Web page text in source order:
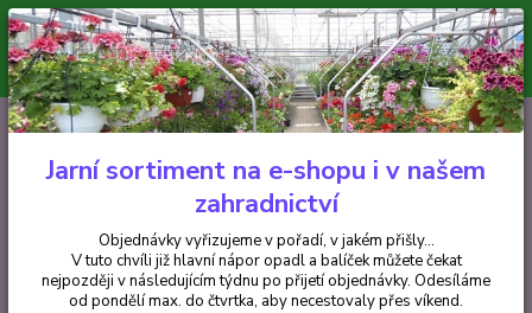
Minimální hodnota pro odeslání z e-shopu je 300 Kč.
V tuto chvíli již hlavní nápor objednávek opadl a balíček můžete čekat
nejpozději v následujícím týdnu po přijetí objednávky. Objednávky
vyřizujeme v pořadí, v jakém přišly...
CZK
Hledat
+420 602 223 614 0ks
za0 Kč
Jarní sortiment na e-shopu i v našem
zahradnictví
Objednávky vyřizujeme v pořadí, v jakém přišly...
V tuto chvíli již hlavní nápor opadl a balíček můžete čekat
nejpozději v následujícím týdnu po přijetí objednávky. Odesíláme
od pondělí max. do čtvrtka, aby necestovaly přes víkend.